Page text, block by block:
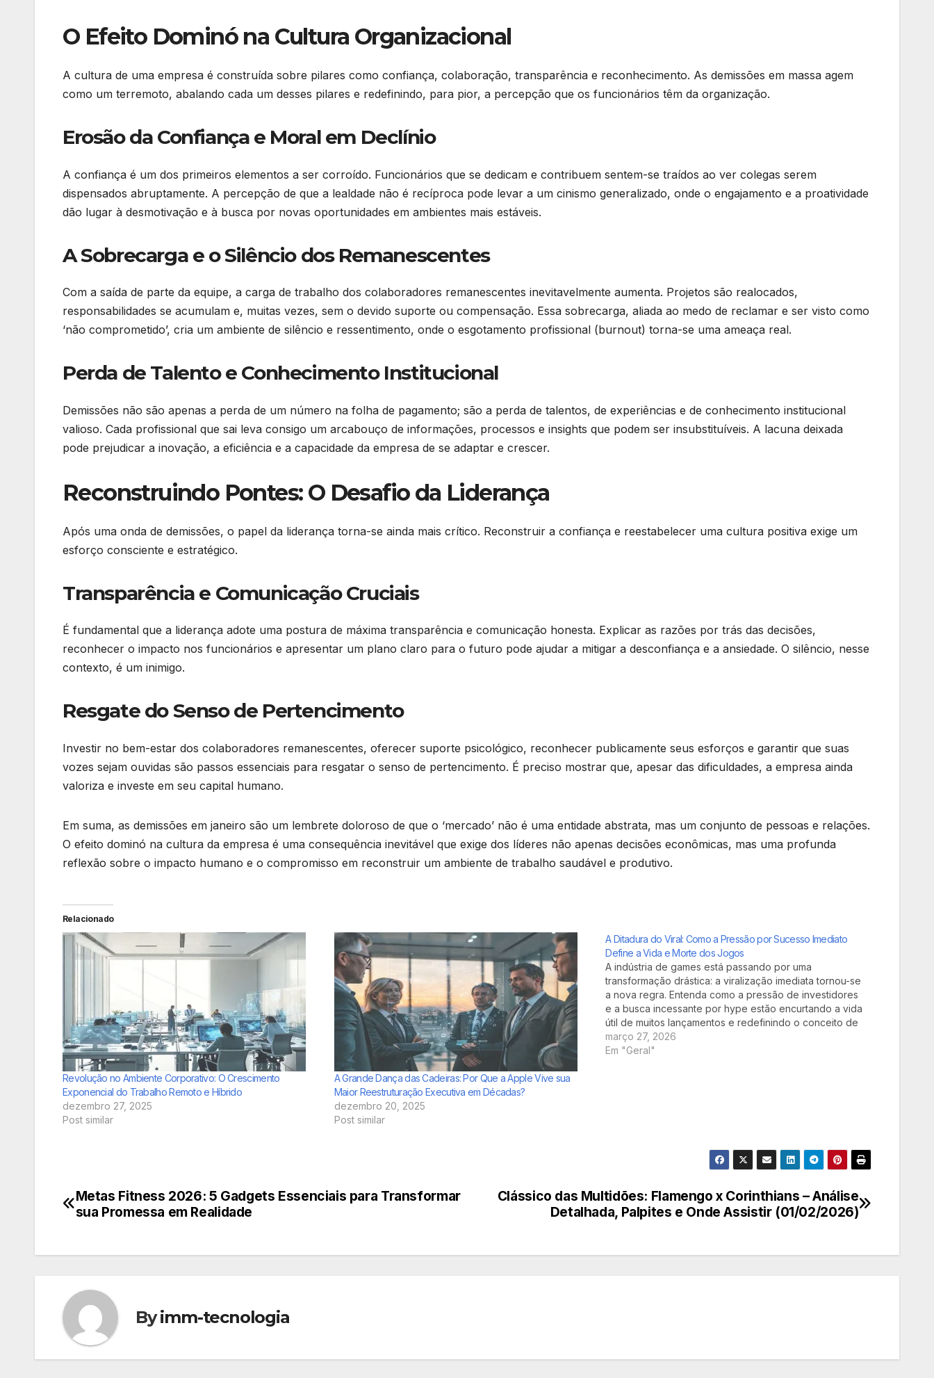
O Efeito Dominó na Cultura Organizacional
A cultura de uma empresa é construída sobre pilares como confiança, colaboração, transparência e reconhecimento. As demissões em massa agem
como um terremoto, abalando cada um desses pilares e redefinindo, para pior, a percepção que os funcionários têm da organização.
Erosão da Confiança e Moral em Declínio
A confiança é um dos primeiros elementos a ser corroído. Funcionários que se dedicam e contribuem sentem-se traídos ao ver colegas serem
dispensados abruptamente. A percepção de que a lealdade não é recíproca pode levar a um cinismo generalizado, onde o engajamento e a proatividade
dão lugar à desmotivação e à busca por novas oportunidades em ambientes mais estáveis.
A Sobrecarga e o Silêncio dos Remanescentes
Com a saída de parte da equipe, a carga de trabalho dos colaboradores remanescentes inevitavelmente aumenta. Projetos são realocados,
responsabilidades se acumulam e, muitas vezes, sem o devido suporte ou compensação. Essa sobrecarga, aliada ao medo de reclamar e ser visto como
‘não comprometido’, cria um ambiente de silêncio e ressentimento, onde o esgotamento profissional (burnout) torna-se uma ameaça real.
Perda de Talento e Conhecimento Institucional
Demissões não são apenas a perda de um número na folha de pagamento; são a perda de talentos, de experiências e de conhecimento institucional
valioso. Cada profissional que sai leva consigo um arcabouço de informações, processos e insights que podem ser insubstituíveis. A lacuna deixada
pode prejudicar a inovação, a eficiência e a capacidade da empresa de se adaptar e crescer.
Reconstruindo Pontes: O Desafio da Liderança
Após uma onda de demissões, o papel da liderança torna-se ainda mais crítico. Reconstruir a confiança e reestabelecer uma cultura positiva exige um
esforço consciente e estratégico.
Transparência e Comunicação Cruciais
É fundamental que a liderança adote uma postura de máxima transparência e comunicação honesta. Explicar as razões por trás das decisões,
reconhecer o impacto nos funcionários e apresentar um plano claro para o futuro pode ajudar a mitigar a desconfiança e a ansiedade. O silêncio, nesse
contexto, é um inimigo.
Resgate do Senso de Pertencimento
Investir no bem-estar dos colaboradores remanescentes, oferecer suporte psicológico, reconhecer publicamente seus esforços e garantir que suas
vozes sejam ouvidas são passos essenciais para resgatar o senso de pertencimento. É preciso mostrar que, apesar das dificuldades, a empresa ainda
valoriza e investe em seu capital humano.
Em suma, as demissões em janeiro são um lembrete doloroso de que o ‘mercado’ não é uma entidade abstrata, mas um conjunto de pessoas e relações.
O efeito dominó na cultura da empresa é uma consequência inevitável que exige dos líderes não apenas decisões econômicas, mas uma profunda
reflexão sobre o impacto humano e o compromisso em reconstruir um ambiente de trabalho saudável e produtivo.
Relacionado
Revolução no Ambiente Corporativo: O Crescimento
Exponencial do Trabalho Remoto e Híbrido
dezembro 27, 2025
Post similar
A Grande Dança das Cadeiras: Por Que a Apple Vive sua
Maior Reestruturação Executiva em Décadas?
dezembro 20, 2025
Post similar
A Ditadura do Viral: Como a Pressão por Sucesso Imediato
Define a Vida e Morte dos Jogos
A indústria de games está passando por uma
transformação drástica: a viralização imediata tornou-se
a nova regra. Entenda como a pressão de investidores
e a busca incessante por hype estão encurtando a vida
útil de muitos lançamentos e redefinindo o conceito de
sucesso no universo gamer.
março 27, 2026
Em "Geral"
Navegação
Post
Clássico das Multidões: Flamengo x Corinthians – Análise
Detalhada, Palpites e Onde Assistir (01/02/2026)
Metas Fitness 2026: 5 Gadgets Essenciais para Transformar
sua Promessa em Realidade
Byimm-tecnologia